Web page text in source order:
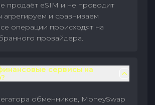
продаёт eSIM и не проводит
и сравниваем
операции происходят на
провайдера.
сервисы на
обменников, MoneySwap